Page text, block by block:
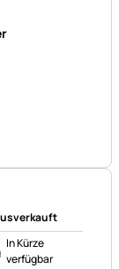
In Kürze
verfügbar